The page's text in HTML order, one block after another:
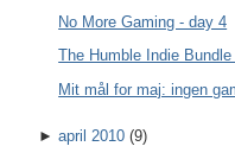
No More Gaming - day 4
The Humble Indie
Mit mål for maj: ingen
►april 2010 (9)